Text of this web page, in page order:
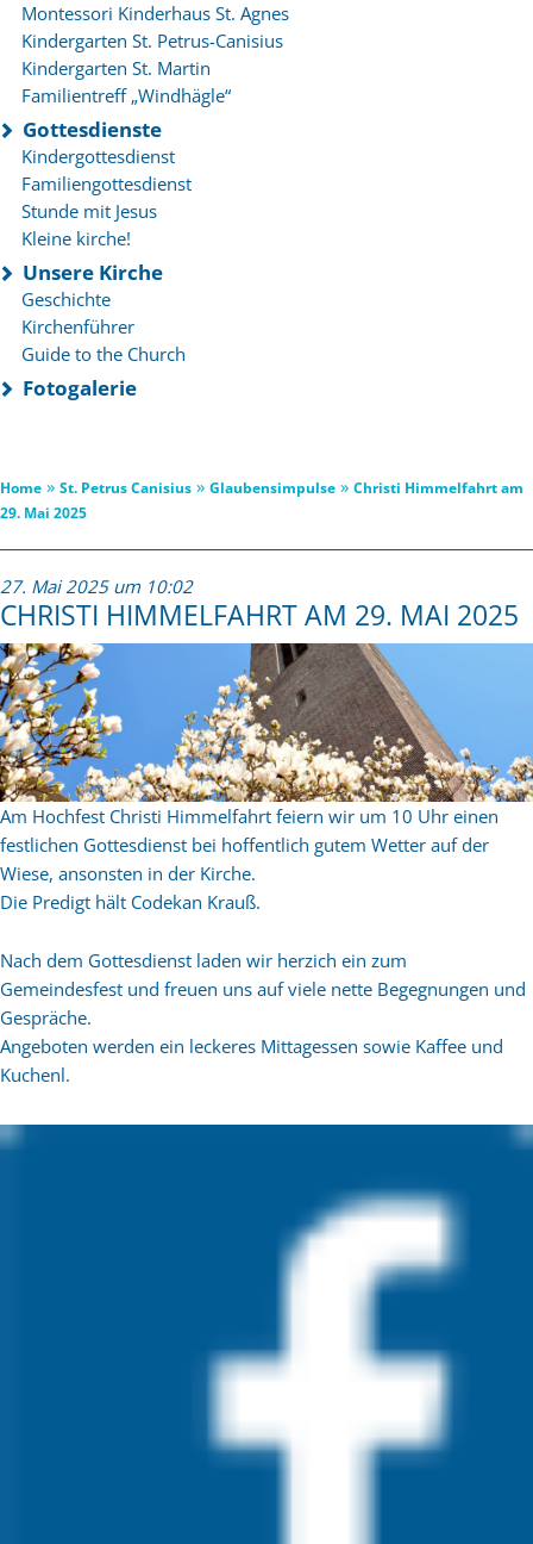
Montessori Kinderhaus St. Agnes
Kindergarten St. Petrus-Canisius
Kindergarten St. Martin
Familientreff „Windhägle“
Gottesdienste
Kindergottesdienst
Familiengottesdienst
Stunde mit Jesus
Kleine kirche!
Unsere Kirche
Geschichte
Kirchenführer
Guide to the Church
Fotogalerie
Home » St. Petrus Canisius » Glaubensimpulse » Christi Himmelfahrt am
29. Mai 2025
27. Mai 2025 um 10:02
CHRISTI HIMMELFAHRT AM 29. MAI 2025
Am Hochfest Christi Himmelfahrt feiern wir um 10 Uhr einen
festlichen Gottesdienst bei hoffentlich gutem Wetter auf der
Wiese, ansonsten in der Kirche.
Die Predigt hält Codekan Krauß.
Nach dem Gottesdienst laden wir herzich ein zum
Gemeindesfest und freuen uns auf viele nette Begegnungen und
Gespräche.
Angeboten werden ein leckeres Mittagessen sowie Kaffee und
Kuchenl.